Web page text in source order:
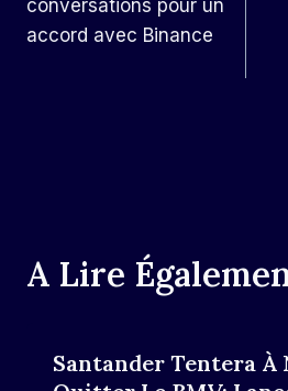
conversations pour un
accord avec Binance
A Lire
Santander Tentera À